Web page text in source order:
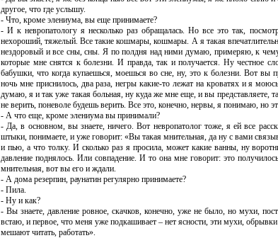
другое, что где услышу.
- Что, кроме элениума, вы еще принимаете?
- И к невропатологу я несколько раз обращалась. Но все это так,
нехороший, тяжелый. Все такие кошмары, кошмары. А я такая
нездоровый и все сны, сны. Я по полдня над ними думаю, примеряю, к
которые мне снятся к болезни. И правда, так и получается. Ну честное
бабушки, что когда купаешься, моешься во сне, ну, это к болезни. Вот вы
ночь мне приснилось, два раза, негры какие-то лежат на кроватях и я
думаю, я и так уже такая больная, ну куда же мне еще, и вы представляете,
не верить, поневоле будешь верить. Все это, конечно, нервы, я понимаю, но
- А что еще, кроме элениума вы принимали?
- Да, в основном, вы знаете, ничего. Вот невропатолог тоже, я ей все
штыки, понимаете, и уже говорит: «Вы такая мнительная, да ну с вами
и пью, а что толку. И сколько раз я просила, может какие ванны, ну
давление под­нялось. Или совпадение. И то она мне говорит: это
мнительная, вот вы его и ждали.
- А дома резерпин, раунатин регулярно принимаете?
- Пила.
- Ну и как?
- Вы знаете, давление ровное, скачков, конечно, уже не было, но мухи,
встаю, и первое, что меня уже подкашивает – нет ясности, эти мухи,
мешают читать, работать».